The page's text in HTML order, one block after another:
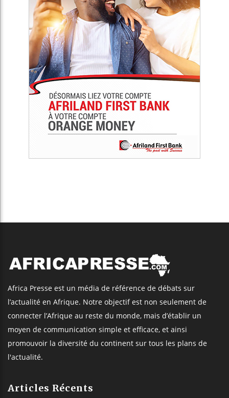
Africa Presse est un média de référence de débats sur
l’actualité en Afrique. Notre objectif est non seulement de
connecter l’Afrique au reste du monde, mais d’établir un
moyen de communication simple et efficace, et ainsi
promouvoir la diversité du continent sur tous les plans de
l'actualité.
Articles Récents